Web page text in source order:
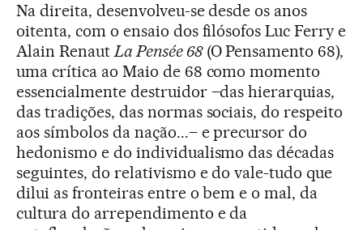
Na direita, desenvolveu-se desde os anos
oitenta, com o ensaio dos filósofos Luc Ferry e
Alain RenautLa Pensée 68(O Pensamento 68),
uma crítica ao Maio de 68 como momento
essencialmente destruidor –das hierarquias,
das tradições, das normas sociais, do respeito
aos símbolos da nação...– e precursor do
hedonismo e do individualismo das décadas
seguintes, do relativismo e do vale-tudo que
dilui as fronteiras entre o bem e o mal, da
cultura do arrependimento e da